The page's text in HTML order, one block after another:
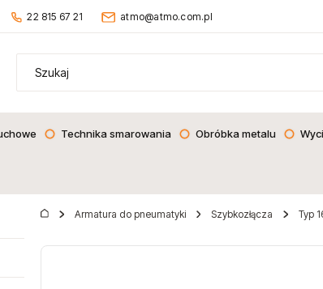
22 815 67 21 atmo@atmo.com.pl
Technika smarowania Obróbka metalu
Armatura do pneumatyki Szybkozłącza Typ